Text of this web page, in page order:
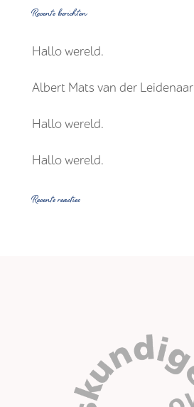
Recente berichten
Hallo wereld.
Albert Mats van der Leidenaar
Hallo wereld.
Hallo wereld.
Recente reacties